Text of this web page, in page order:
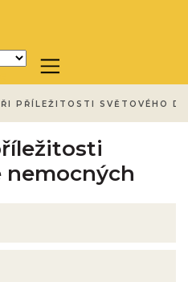
nemocných